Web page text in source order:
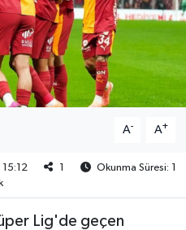
A- A+
1
Okunma Süresi: 1
Lig'de geçen